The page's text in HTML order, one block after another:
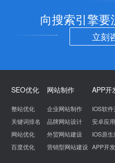
向搜索引擎要
立刻
SEO优化
整站优化
关键词排名
网站优化
百度优化
网站制作
企业网站制作
品牌网站设计
外贸网站建设
营销型网站建设
APP开
IOS软
安卓应
IOS原生
APP开